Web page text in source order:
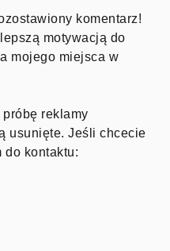
komentarz!
motywacją do
mojego miejsca w
reklamy
usunięte. Jeśli chcecie
do kontaktu: